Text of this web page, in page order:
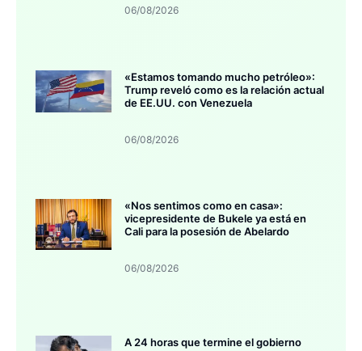
06/08/2026
«Estamos tomando mucho petróleo»:
Trump reveló como es la relación actual
de EE.UU. con Venezuela
06/08/2026
«Nos sentimos como en casa»:
vicepresidente de Bukele ya está en
Cali para la posesión de Abelardo
06/08/2026
A 24 horas que termine el gobierno